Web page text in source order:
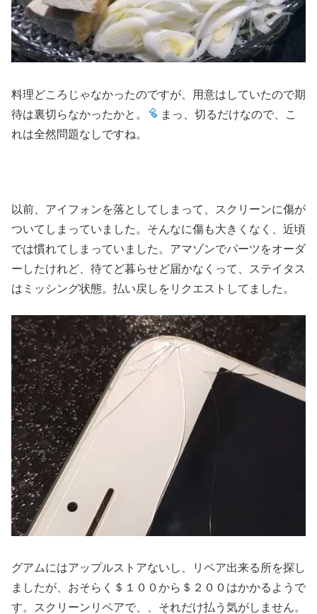
料理どころじゃなかったのですが、用意はしていたので期
待は裏切らなかったかと。
まっ、切るだけなので、こ
れは全然問題なしですね。
以前、アイフォンを落としてしまって、スクリーンに傷が
ついてしまっていました。そんなに傷も大きくなく、近頃
では慣れてしまっていました。アマゾンでパーツをオーダ
ーしたけれど、待てど暮らせど届かなくって、ステイタス
はミッシング状態。払い戻しをリクエストしてました。
グアムにはアップルストアないし、リペア出来る所を探し
ましたが、おそらく＄１００から＄２００はかかるようで
す。スクリーンリペアで、、それだけ払う気がしません。